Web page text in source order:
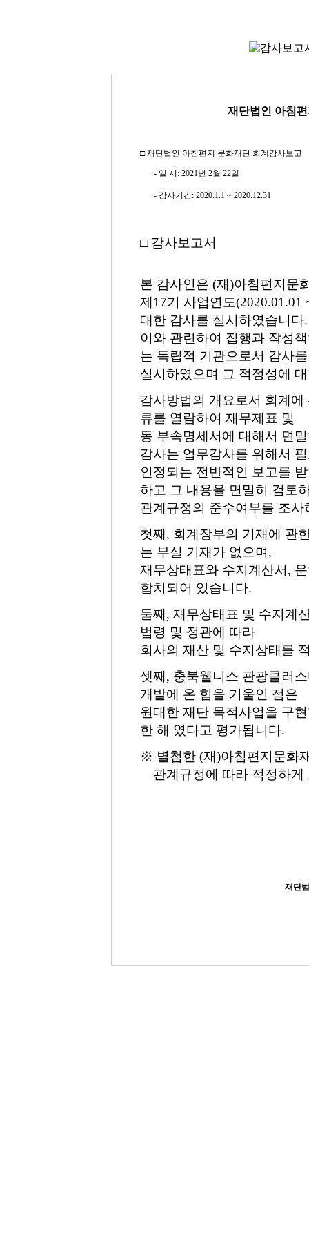
재단법인 아침
□ 재단법인 아침편지 문화재단 회계감사보고
- 일 시: 2021년 2월 22일
- 감사기간: 2020.1.1 ~ 2020.12.31
□ 감사보고서
본 감사인은 (재)아침편지문
제 17기 사업연도(2020.01.01
대한 감사를 실시하였습니다.
이와 관련하여 집행과 작성
는 독립적 기관으로서 감사를
실시하였으며 그 적정성에
감사방법의 개요로서 회계
류를 열람하여 재무제표 및
동 부속명세서에 대해서 면
감사는 업무감사를 위해서
인정되는 전반적인 보고를
하고 그 내용을 면밀히 검토
관계규정의 준수여부를 조사
첫째, 회계장부의 기재에 관
는 부실 기재가 없으며 ,
재무상태표와 수지계산서 ,
합치되어 있습니다.
둘째, 재무상태표 및 수지계
법령 및 정관에 따라
회사의 재산 및 수지상태를
셋째, 충북웰니스 관광클러
개발에 온 힘을 기울인 점은
원대한 재단 목적사업을 구
한 해 였다고 평가됩니다.
※ 별첨한 (재)아침편지문화
관계규정에 따라 적정하게
재단